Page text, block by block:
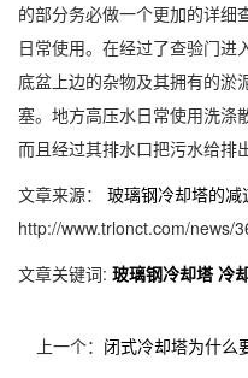
的部分务必做一个更加的详细
日常使用。在经过了查验门进
底盆上边的杂物及其拥有的淤
塞。地方高压水日常使用洗涤
而且经过其排水口把污水给排
文章来源：
玻璃钢冷却塔的
http://www.trlonct.com/news/
文章关键词: 玻璃钢冷却塔冷
上一个： 闭式冷却塔为什么